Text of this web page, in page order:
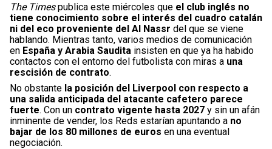
The Timespublica este miércoles que el club inglés no
tiene conocimiento sobre el interés del cuadro catalán
ni del eco proveniente del Al Nassr del que se viene
hablando. Mientras tanto, varios medios de comunicación
en España y Arabia Saudita insisten en que ya ha habido
contactos con el entorno del futbolista con miras a una
rescisión de contrato.
No obstante la posición del Liverpool con respecto a
una salida anticipada del atacante cafetero parece
fuerte. Con un contrato vigente hasta 2027 y sin un afán
inminente de vender, los Reds estarían apuntando a no
bajar de los 80 millones de euros en una eventual
negociación.